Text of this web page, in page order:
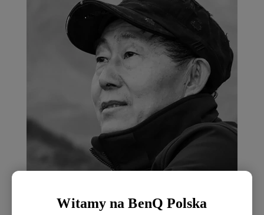
Witamy na BenQ Polska
Landscape Photographer/ China